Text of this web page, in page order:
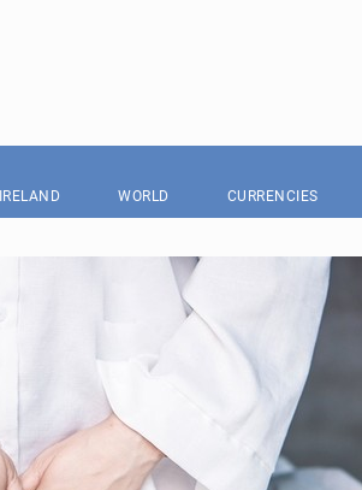
IRELAND WORLD CURRENCIES